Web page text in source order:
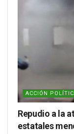
ACCIÓN
Repudio a la
estatales